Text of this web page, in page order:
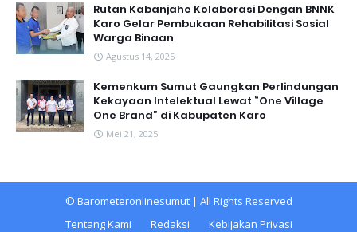
Rutan Kabanjahe Kolaborasi Dengan BNNK
Karo Gelar Pembukaan Rehabilitasi Sosial
Warga Binaan
Agustus 14, 2025
Kemenkum Sumut Gaungkan Perlindungan
Kekayaan Intelektual Lewat “One Village
One Brand” di Kabupaten Karo
Mei 21, 2025
© Barometeronlinesumut| All Rights Reserved
Tentang Kami
Redaksi Kebijakan Privasi